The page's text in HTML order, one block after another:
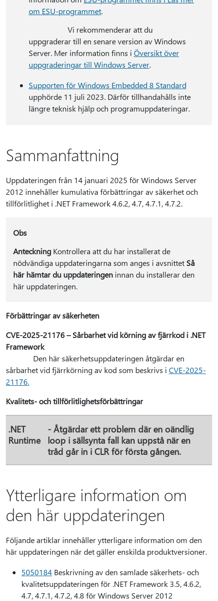
om ESU-programmet.
Vi rekommenderar att du
uppgraderar till en senare version av Windows
Server. Mer information finns i Översikt över
uppgraderingar till Windows Server.
Supporten för Windows Embedded 8 Standard
upphörde 11 juli 2023. Därför tillhandahålls inte
längre teknisk hjälp och programuppdateringar.
Sammanfattning
Uppdateringen från 14 januari 2025 för Windows Server
2012 innehåller kumulativa förbättringar av säkerhet och
tillförlitlighet i .NET Framework 4.6.2, 4.7, 4.7.1, 4.7.2.
Obs
AnteckningKontrollera att du har installerat de
nödvändiga uppdateringarna som anges i avsnittet Så
här hämtar du uppdateringeninnan du installerar den
här uppdateringen.
Förbättringar av säkerheten
CVE-2025-21176 – Sårbarhet vid körning av fjärrkod i .NET
Framework
Den här säkerhetsuppdateringen åtgärdar en
sårbarhet vid fjärrkörning av kod som beskrivs i CVE-2025-
21176.
Kvalitets- och tillförlitlighetsförbättringar
.NET
Runtime
- Åtgärdar ett problem där en oändlig
loop i sällsynta fall kan uppstå när en
tråd går in i CLR för första gången.
Ytterligare information om
den här uppdateringen
Följande artiklar innehåller ytterligare information om den
här uppdateringen när det gäller enskilda produktversioner.
5050184 Beskrivning av den samlade säkerhets- och
kvalitetsuppdateringen för .NET Framework 3.5, 4.6.2,
4.7, 4.7.1, 4.7.2, 4.8 för Windows Server 2012